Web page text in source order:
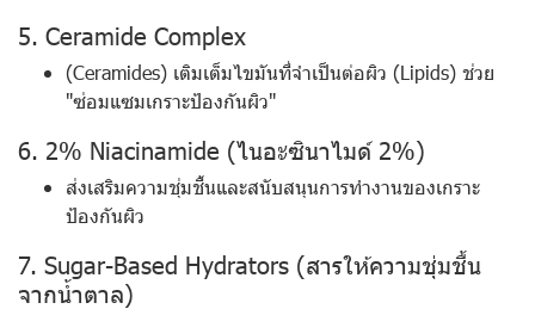
5. Ceramide Complex
(Ceramides) เติมเต็มไขมันที่จำเป็นต่อผิว (Lipids) ช่วย
"ซ่อมแซมเกราะป้องกันผิว"
6. 2% Niacinamide (ไนอะซินาไมด์ 2%)
ส่งเสริมความชุ่มชื้นและสนับสนุนการทำงานของเกราะ
ป้องกันผิว
7. Sugar-Based Hydrators (สารให้ความชุ่มชื้น
จากน้ำตาล)